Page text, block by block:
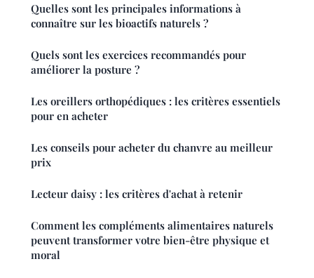
Quelles sont les principales informations à
connaître sur les bioactifs naturels ?
Quels sont les exercices recommandés pour
améliorer la posture ?
Les oreillers orthopédiques : les critères essentiels
pour en acheter
Les conseils pour acheter du chanvre au meilleur
prix
Lecteur daisy : les critères d'achat à retenir
Comment les compléments alimentaires naturels
peuvent transformer votre bien-être physique et
moral